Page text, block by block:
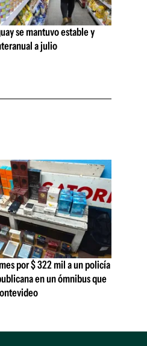
se mantuvo estable y
a julio
por $ 322 mil a un policía
en un ómnibus que